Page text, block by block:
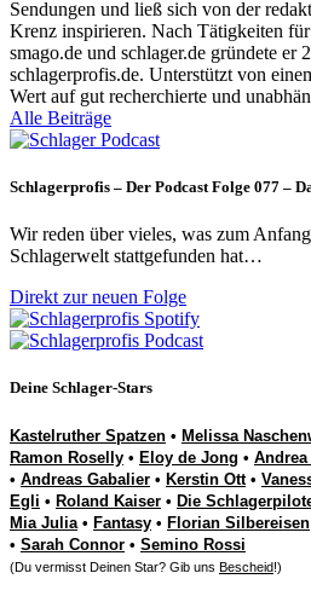
Sendungen und ließ sich von der
Krenz inspirieren. Nach Tätigkeiten
smago.de und schlager.de gründete er
schlagerprofis.de. Unterstützt von
Wert auf gut recherchierte und
Alle Beiträge
Schlagerprofis – Der Podcast Folge 077 –
Wir reden über vieles, was zum
Schlagerwelt stattgefunden hat…
Direkt zur neuen Folge
Deine Schlager-Stars
Kastelruther Spatzen • Melissa
Ramon Roselly • Eloy de Jong • Andrea
• Andreas Gabalier • Kerstin Ott•
Egli • Roland Kaiser • Die
Mia Julia• Fantasy • Florian Silbereisen
• Sarah Connor • Semino Rossi
(Du vermisst Deinen Star? Gib uns Bescheid!)